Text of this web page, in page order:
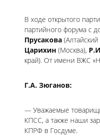
В ходе открытого
партийного форума с
Прусакова (Алтайский
Царихин (Москва),
край). От имени ВЖС
Г.А. Зюганов:
— Уважаемые
КПСС, а также наши
КПРФ в Госдуме.